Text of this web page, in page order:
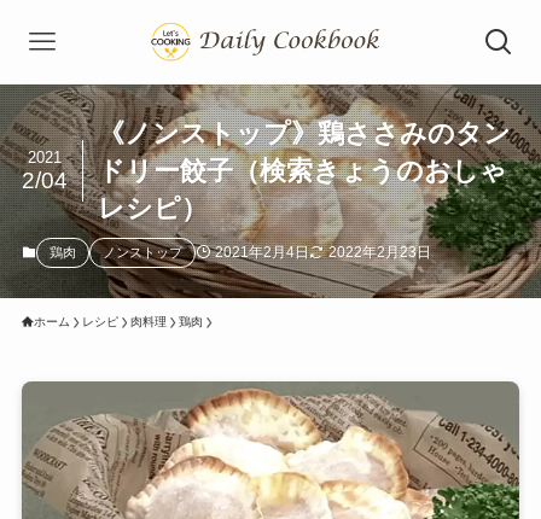
《ノンストップ》鶏ささみのタン
ドリー餃子（検索きょうのおしゃ
レシピ）
2021
2/04
鶏肉 ノンストップ 2021年2月4日 2022年2月23日
ホーム レシピ 肉料理 鶏肉